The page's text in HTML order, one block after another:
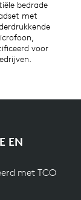
bedrade
met
voor
EN
met TCO